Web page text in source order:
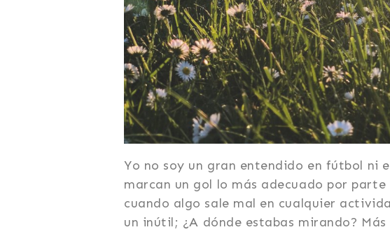
Yo no soy un gran entendido en fútbol ni
marcan un gol lo más adecuado por
cuando algo sale mal en cualquier
un inútil; ¿A dónde estabas mirando?